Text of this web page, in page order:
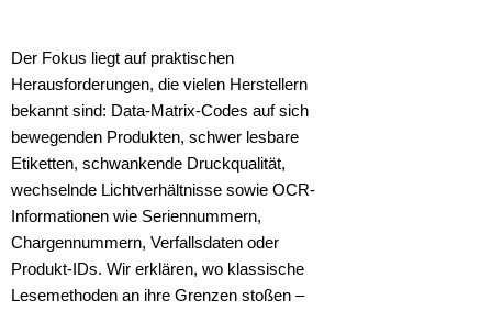
Der Fokus liegt auf praktischen
Herausforderungen, die vielen Herstellern
bekannt sind: Data-Matrix-Codes auf sich
bewegenden Produkten, schwer lesbare
Etiketten, schwankende Druckqualität,
wechselnde Lichtverhältnisse sowie OCR-
Informationen wie Seriennummern,
Chargennummern, Verfallsdaten oder
Produkt-IDs. Wir erklären, wo klassische
Lesemethoden an ihre Grenzen stoßen –